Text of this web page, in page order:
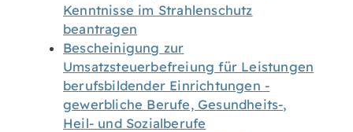
Kenntnisse im Strahlenschutz
beantragen
Bescheinigung zur
Umsatzsteuerbefreiung für Leistungen
berufsbildender Einrichtungen -
gewerbliche Berufe, Gesundheits-,
Heil- und Sozialberufe